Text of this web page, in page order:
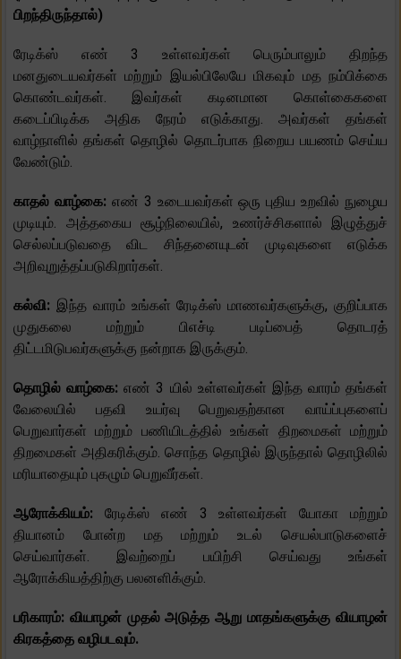
பிறந்திருந்தால்)
ரேடிக்ஸ் எண் 3 உள்ளவர்கள் பெரும்பாலும் திறந்த
மனதுடையவர்கள் மற்றும் இயல்பிலேயே மிகவும் மத நம்பிக்கை
கொண்டவர்கள். இவர்கள் கடினமான கொள்கைகளை
கடைப்பிடிக்க அதிக நேரம் எடுக்காது. அவர்கள் தங்கள்
வாழ்நாளில் தங்கள் தொழில் தொடர்பாக நிறைய பயணம் செய்ய
வேண்டும்.
காதல் வாழ்கை: எண் 3 உடையவர்கள் ஒரு புதிய உறவில் நுழைய
முடியும். அத்தகைய சூழ்நிலையில், உணர்ச்சிகளால் இழுத்துச்
செல்லப்படுவதை விட சிந்தனையுடன் முடிவுகளை எடுக்க
அறிவுறுத்தப்படுகிறார்கள்.
கல்வி: இந்த வாரம் உங்கள் ரேடிக்ஸ் மாணவர்களுக்கு, குறிப்பாக
முதுகலை மற்றும் பிஎச்டி படிப்பைத் தொடரத்
திட்டமிடுபவர்களுக்கு நன்றாக இருக்கும்.
தொழில் வாழ்கை:எண் 3 யில் உள்ளவர்கள் இந்த வாரம் தங்கள்
வேலையில் பதவி உயர்வு பெறுவதற்கான வாய்ப்புகளைப்
பெறுவார்கள் மற்றும் பணியிடத்தில் உங்கள் திறமைகள் மற்றும்
திறமைகள் அதிகரிக்கும். சொந்த தொழில் இருந்தால் தொழிலில்
மரியாதையும் புகழும் பெறுவீர்கள்.
ஆரோக்கியம்: ரேடிக்ஸ் எண் 3 உள்ளவர்கள் யோகா மற்றும்
தியானம் போன்ற மத மற்றும் உடல் செயல்பாடுகளைச்
செய்வார்கள். இவற்றைப் பயிற்சி செய்வது உங்கள்
ஆரோக்கியத்திற்கு பலனளிக்கும்.
பரிகாரம்: வியாழன் முதல் அடுத்த ஆறு மாதங்களுக்கு வியாழன்
கிரகத்தை வழிபடவும்.